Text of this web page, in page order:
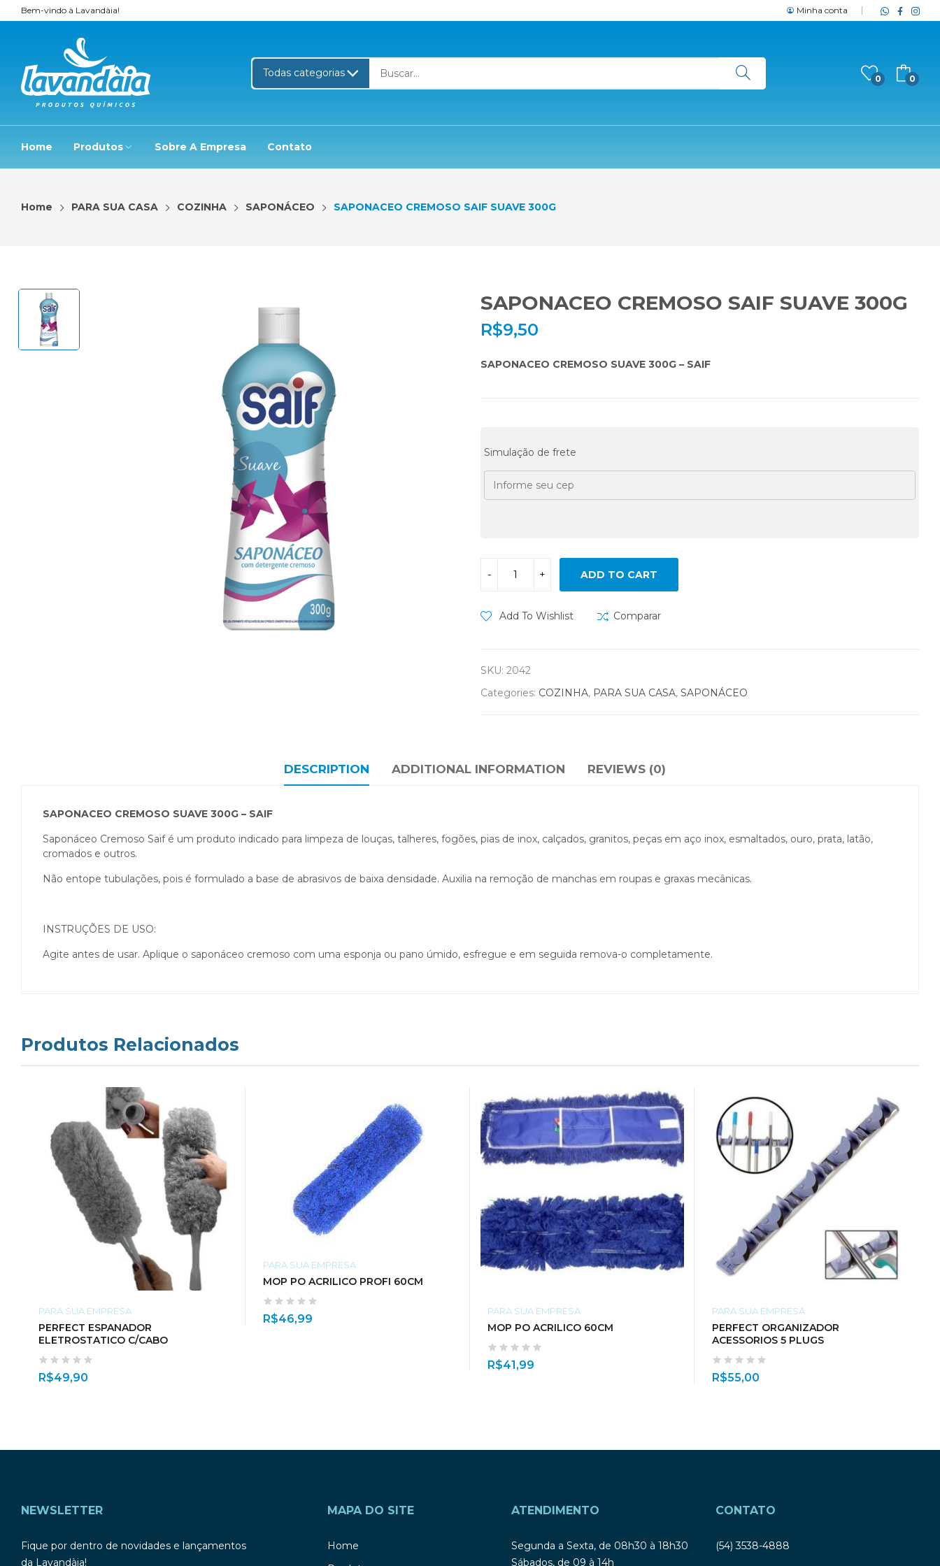
Bem-vindo à Lavandàia! Minha conta
0 0
Home Produtos Sobre A Empresa Contato
Home PARA SUA CASA COZINHA SAPONÁCEO SAPONACEO CREMOSO SAIF SUAVE 300G
SAPONACEO CREMOSO SAIF SUAVE 300G
R$9,50
SAPONACEO CREMOSO SUAVE 300G – SAIF
Simulação de frete
ADD TO CART
Add To Wishlist Comparar
SKU: 2042
Categories: COZINHA, PARA SUA CASA, SAPONÁCEO
DESCRIPTION ADDITIONAL INFORMATION REVIEWS (0)
SAPONACEO CREMOSO SUAVE 300G – SAIF
Saponáceo Cremoso Saif é um produto indicado para limpeza de louças, talheres, fogões, pias de inox, calçados, granitos, peças em aço inox, esmaltados, ouro, prata, latão,
cromados e outros.
Não entope tubulações, pois é formulado a base de abrasivos de baixa densidade. Auxilia na remoção de manchas em roupas e graxas mecânicas.
INSTRUÇÕES DE USO:
Agite antes de usar. Aplique o saponáceo cremoso com uma esponja ou pano úmido, esfregue e em seguida remova-o completamente.
Produtos Relacionados
PARA SUA EMPRESA
PERFECT ESPANADOR
ELETROSTATICO C/CABO
R$49,90
PARA SUA EMPRESA
MOP PO ACRILICO PROFI 60CM
R$46,99
PARA SUA EMPRESA
MOP PO ACRILICO 60CM
R$41,99
PARA SUA EMPRESA
PERFECT ORGANIZADOR
ACESSORIOS 5 PLUGS
R$55,00
NEWSLETTER
Fique por dentro de novidades e lançamentos
da Lavandàia!
MAPA DO SITE
Home
ATENDIMENTO
Segunda a Sexta, de 08h30 à 18h30
Sábados, de 09 à 14h
CONTATO
(54) 3538-4888